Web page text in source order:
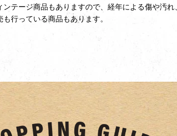
テージ商品もありますので、経年による傷や汚
行っている商品もあります。